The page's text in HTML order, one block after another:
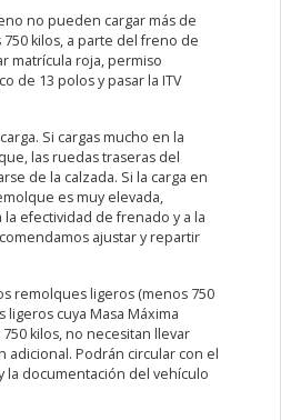
no pueden cargar más de
750 kilos, a parte del freno de
matrícula roja, permiso
de 13 polos y pasar la ITV
Si cargas mucho en la
las ruedas traseras del
de la calzada. Si la carga en
es muy elevada,
efectividad de frenado y a la
ajustar y repartir
remolques ligeros (menos 750
ligeros cuya Masa Máxima
kilos, no necesitan llevar
adicional. Podrán circular con el
la documentación del vehículo